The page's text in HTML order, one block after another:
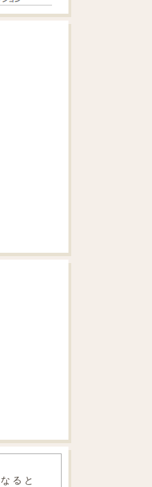
ると